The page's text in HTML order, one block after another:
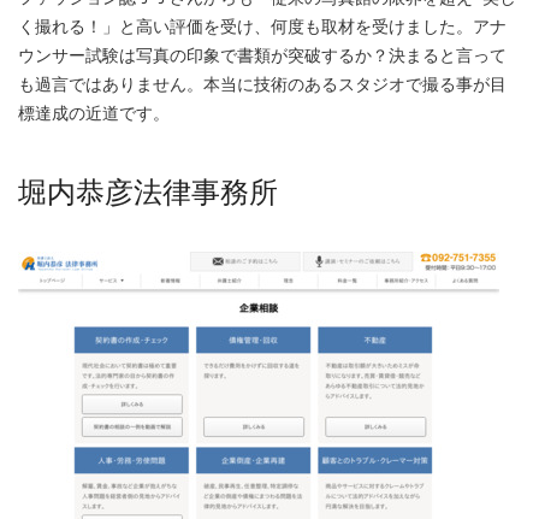
く撮れる！」と高い評価を受け、何度も取材を受けました。アナ
ウンサー試験は写真の印象で書類が突破するか？決まると言って
も過言ではありません。本当に技術のあるスタジオで撮る事が目
標達成の近道です。
堀内恭彦法律事務所